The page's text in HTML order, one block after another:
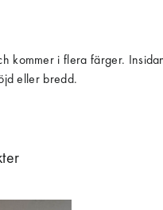
kommer i flera färger.
eller bredd.